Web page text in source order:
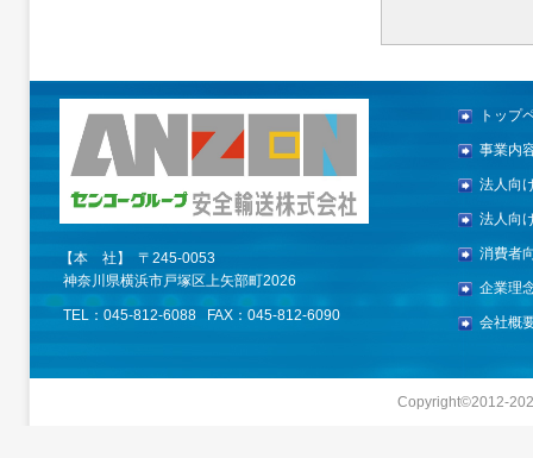
【本 社】 〒245-0053
神奈川県横浜市戸塚区上矢部町2026
TEL：045-812-6088 FAX：045-812-6090
トップ
事業内
法人向
法人向
消費者
企業理
会社概
Copyright©2012-